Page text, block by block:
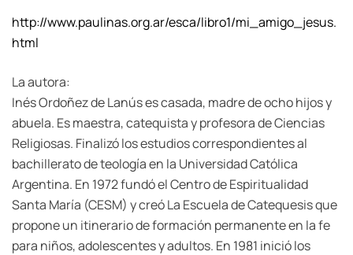
http://www.paulinas.org.ar/esca/libro1/mi_amigo_jesus.
html
La autora:
Inés Ordoñez de Lanús es casada, madre de ocho hijos y
abuela. Es maestra, catequista y profesora de Ciencias
Religiosas. Finalizó los estudios correspondientes al
bachillerato de teología en la Universidad Católica
Argentina. En 1972 fundó el Centro de Espiritualidad
Santa María (CESM) y creó La Escuela de Catequesis que
propone un itinerario de formación permanente en la fe
para niños, adolescentes y adultos. En 1981 inició los